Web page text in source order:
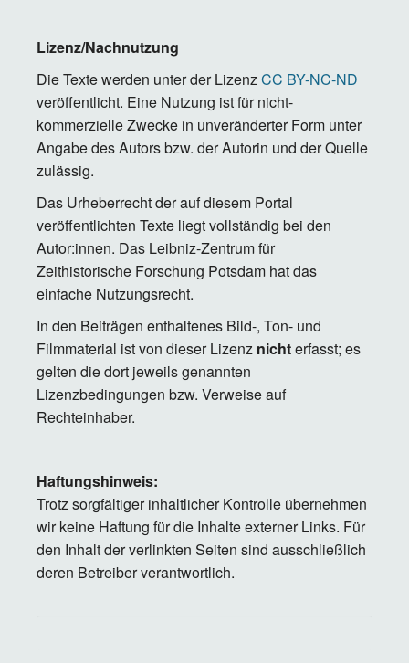
Lizenz/Nachnutzung
Die Texte werden unter der LizenzCC BY-NC-ND
veröffentlicht. Eine Nutzung ist für nicht-
kommerzielle Zwecke in unveränderter Form unter
Angabe des Autors bzw. der Autorin und der Quelle
zulässig.
Das Urheberrecht der auf diesem Portal
veröffentlichten Texte liegt vollständig bei den
Autor:innen. Das Leibniz-Zentrum für
Zeithistorische Forschung Potsdam hat das
einfache Nutzungsrecht.
In den Beiträgen enthaltenes Bild-, Ton- und
Filmmaterial ist von dieser Lizenz nichterfasst; es
gelten die dort jeweils genannten
Lizenzbedingungen bzw. Verweise auf
Rechteinhaber.
Haftungshinweis:
Trotz sorgfältiger inhaltlicher Kontrolle übernehmen
wir keine Haftung für die Inhalte externer Links. Für
den Inhalt der verlinkten Seiten sind ausschließlich
deren Betreiber verantwortlich.